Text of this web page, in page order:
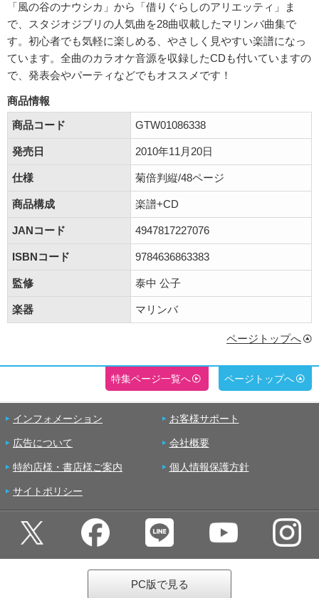
「風の谷のナウシカ」から「借りぐらしのアリエッティ」ま
で、スタジオジブリの人気曲を28曲収載したマリンバ曲集で
す。初心者でも気軽に楽しめる、やさしく見やすい楽譜になっ
ています。全曲のカラオケ音源を収録したCDも付いていますの
で、発表会やパーティなどでもオススメです！
商品情報
商品コード
GTW01086338
発売日 2010年11月20日
仕様 菊倍判縦/48ページ
商品構成 楽譜+CD
JANコード 4947817227076
ISBNコード 9784636863383
監修 泰中 公子
楽器 マリンバ
ページトップへ
特集ページ一覧へ ページトップへ
インフォメーション お客様サポート
広告について 会社概要
特約店様・書店様ご案内 個人情報保護方針
サイトポリシー
PC版で見る